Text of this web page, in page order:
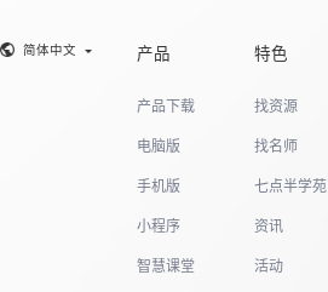
简体中文 产品
产品下载
电脑版
手机版
小程序
智慧课堂
特色
找资源
找名师
七点半学苑
资讯
活动